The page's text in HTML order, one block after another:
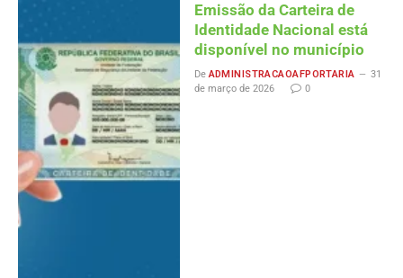
Emissão da Carteira de
Identidade Nacional está
disponível no município
De ADMINISTRACAOAFPORTARIA
31
de março de 2026
0